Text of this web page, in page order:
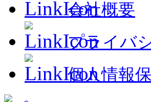
会社概要
プライバ
個人情報